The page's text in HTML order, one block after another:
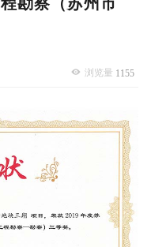
浏览量 1155